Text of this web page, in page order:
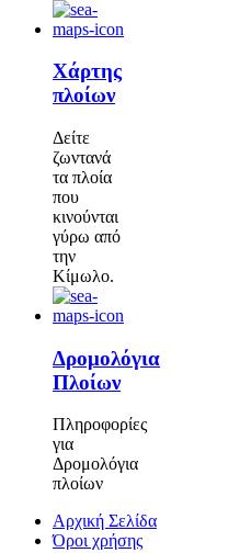
Χάρτης
πλοίων
Δείτε
ζωντανά
τα πλοία
που
κινούνται
γύρω από
την
Κίμωλο.
Δρομολόγια
Πλοίων
Πληροφορίες
για
Δρομολόγια
πλοίων
Αρχική Σελίδα
Όροι χρήσης